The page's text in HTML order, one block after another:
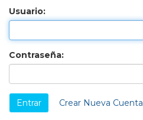
Usuario:
Contraseña:
Crear Nueva Cuenta